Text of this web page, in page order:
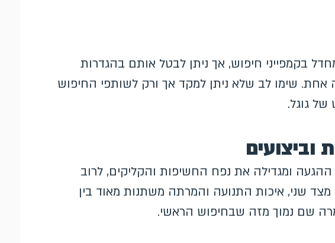
בקמפייני חיפוש, אך ניתן לבטל אותם בהגדרות
אחת. שימו לב שלא ניתן למקד אך ורק לשותפי החיפוש
גוגל.
ומגדילה את נפח החשיפות והקליקים, לרוב
שני, איכות התנועה והמרתה משתנות מאוד בין
שם נמוך מזה שבחיפוש הראשי.